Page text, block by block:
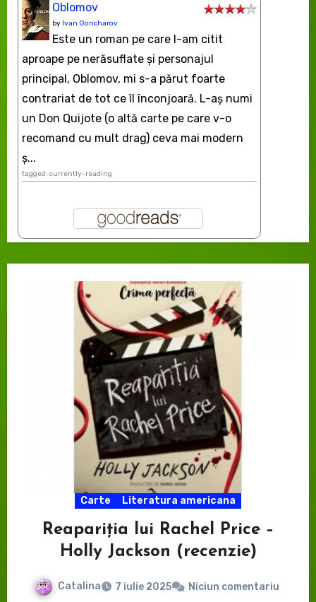
Oblomov
by Ivan Goncharov
Este un roman pe care l-am citit
aproape pe nerăsuflate şi personajul
principal, Oblomov, mi s-a părut foarte
contrariat de tot ce îl înconjoară. L-aş numi
un Don Quijote (o altă carte pe care v-o
recomand cu mult drag) ceva mai modern
ș...
tagged: currently-reading
Carte Literatura americana
Reapariția lui Rachel Price –
Holly Jackson (recenzie)
Catalina 7 iulie 2025 Niciun comentariu